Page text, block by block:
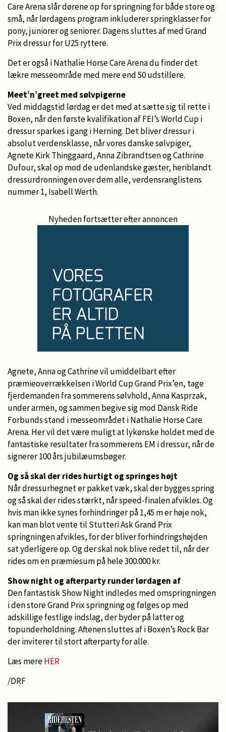
Care Arena slår dørene op for springning for både store og
små, når lørdagens program inkluderer springklasser for
pony, juniorer og seniorer. Dagens sluttes af med Grand
Prix dressur for U25 ryttere.
Det er også i Nathalie Horse Care Arena du finder det
lækre messeområde med mere end 50 udstillere.
Meet’n’greet med sølvpigerne
Ved middagstid lørdag er det med at sætte sig til rette i
Boxen, når den første kvalifikation af FEI’s World Cup i
dressur sparkes i gang i Herning. Det bliver dressur i
absolut verdensklasse, når vores danske sølvpiger,
Agnete Kirk Thinggaard, Anna Zibrandtsen og Cathrine
Dufour, skal op mod de udenlandske gæster, heriblandt
dressurdronningen over dem alle, verdensranglistens
nummer 1, Isabell Werth.
Nyheden fortsætter efter annoncen
Agnete, Anna og Cathrine vil umiddelbart efter
præmieoverrækkelsen i World Cup Grand Prix’en, tage
fjerdemanden fra sommerens sølvhold, Anna Kasprzak,
under armen, og sammen begive sig mod Dansk Ride
Forbunds stand i messeområdet i Nathalie Horse Care
Arena. Her vil det være muligt at lykønske holdet med de
fantastiske resultater fra sommerens EM i dressur, når de
signerer 100 års jubilæumsbøger.
Og så skal der rides hurtigt og springes højt
Når dressurhegnet er pakket væk, skal der bygges spring
og så skal der rides stærkt, når speed-finalen afvikles. Og
hvis man ikke synes forhindringer på 1,45 m er høje nok,
kan man blot vente til Stutteri Ask Grand Prix
springningen afvikles, for der bliver forhindringshøjden
sat yderligere op. Og der skal nok blive redet til, når der
rides om en præmiesum på hele 300.000 kr.
Show night og afterparty runder lørdagen af
Den fantastisk Show Night indledes med omspringningen
i den store Grand Prix springning og følges op med
adskillige festlige indslag, der byder på latter og
topunderholdning. Aftenen sluttes af i Boxen’s Rock Bar
der inviterer til stort afterparty for alle.
Læs mereHER
/DRF